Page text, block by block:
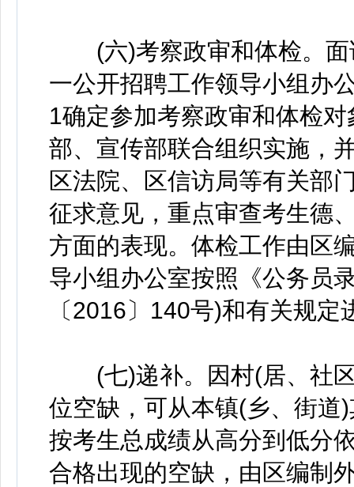
(六)考察政审和体检。面
一公开招聘工作领导小组办
1确定参加考察政审和体检
部、宣传部联合组织实施，
区法院、区信访局等有关部
征求意见，重点审查考生德
方面的表现。体检工作由区
导小组办公室按照《公务员
〔2016〕140号)和有关规定
(七)递补。因村(居、社区
位空缺，可从本镇(乡、街道
按考生总成绩从高分到低分
合格出现的空缺，由区编制